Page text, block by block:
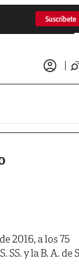
Suscríbete
2016, a los 75
y la B. A. de